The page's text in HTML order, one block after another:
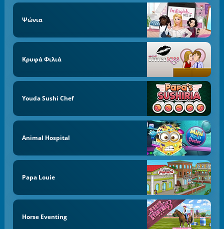
Ψώνια
Κρυφά Φιλιά
Youda Sushi Chef
Animal Hospital
Papa Louie
Horse Eventing